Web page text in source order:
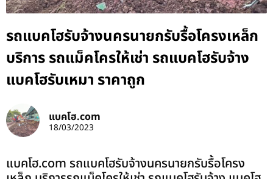
รถแบคโฮรับจ้างนครนายกรับรื้อโครงเหล็ก
บริการ รถแม็คโครให้เช่า รถแบคโฮรับจ้าง
แบคโฮรับเหมา ราคาถูก
แบคโฮ.com
18/03/2023
แบคโฮ.com รถแบคโฮรับจ้างนครนายกรับรื้อโครง